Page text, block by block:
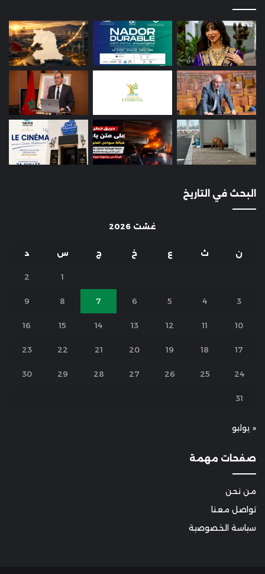
البحث في التاريخ
غشت 2026
ن ث ع خ ج س د
1
2
3
4
5
6
7
8
9
10
11
12
13
14
15
16
17
18
19
20
21
22
23
24
25
26
27
28
29
30
31
« يوليو
صفحات مهمة
من نحن
تواصل معنا
سياسة الخصوصية